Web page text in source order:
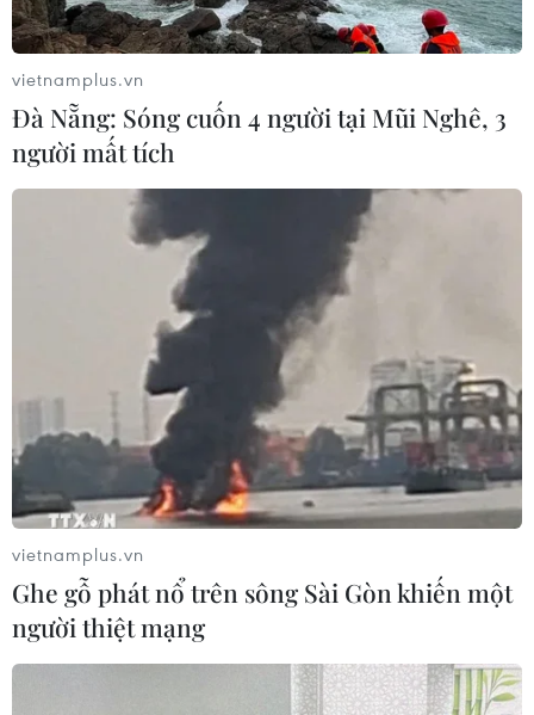
kỷ luật người đứng đầu sau vụ tiếp viên hàng không
xách ma túy...
vietnamplus.vn
Đà Nẵng: Sóng cuốn 4 người tại Mũi Nghê, 3
người mất tích
vietnamplus.vn
Ghe gỗ phát nổ trên sông Sài Gòn khiến một
người thiệt mạng